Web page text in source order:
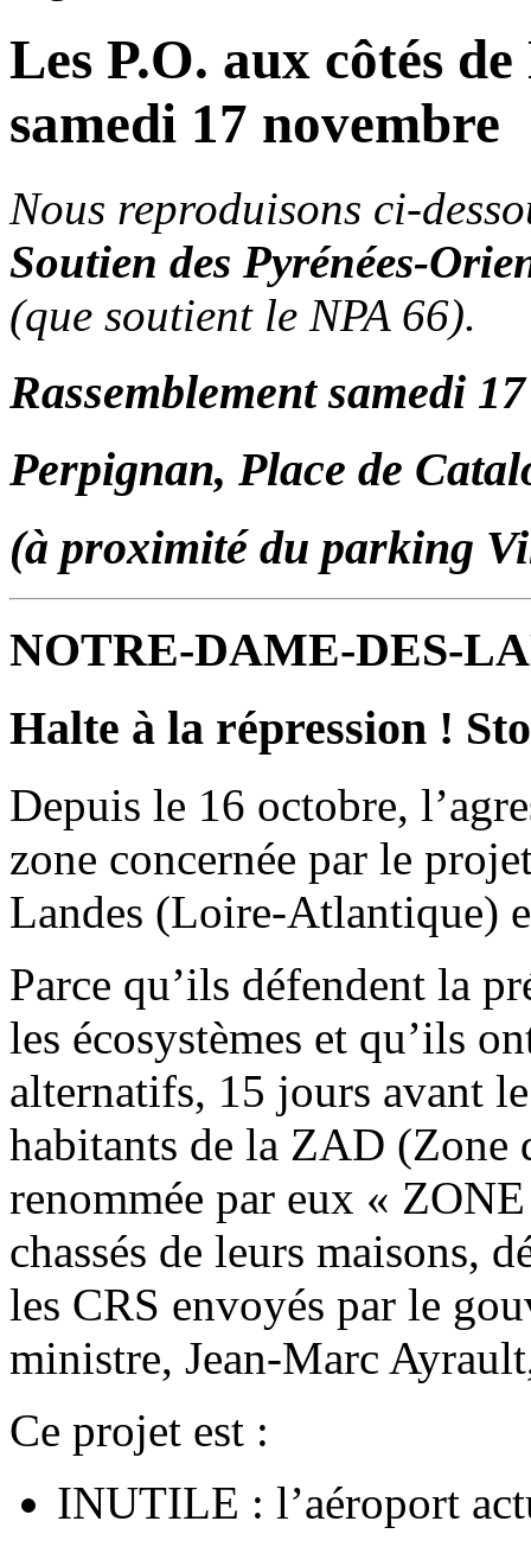
Les P.O. aux côtés
samedi 17 novembre
Nous reproduisons ci-
Soutien des Pyrénées-
(que soutient le NPA 66).
Rassemblement samedi
Perpignan, Place de
(à proximité du parking
NOTRE-DAME-DES-
Halte à la répression !
Depuis le 16 octobre,
zone concernée par le
Landes (Loire-Atlantique)
Parce qu’ils défendent la
les écosystèmes et qu’ils
alternatifs, 15 jours avant
habitants de la ZAD (Zone
renommée par eux «
chassés de leurs maisons,
les CRS envoyés par le
ministre, Jean-Marc
Ce projet est :
INUTILE : l’aéroport